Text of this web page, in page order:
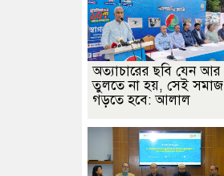
অত্যাচারের ছবি যেন আর
তুলতে না হয়, সেই সমাজ
গড়তে হবে: আলাল